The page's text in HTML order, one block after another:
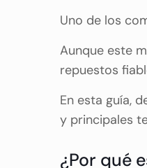
Uno de los
Aunque este
repuestos
En esta guía,
y principales
¿Por qué